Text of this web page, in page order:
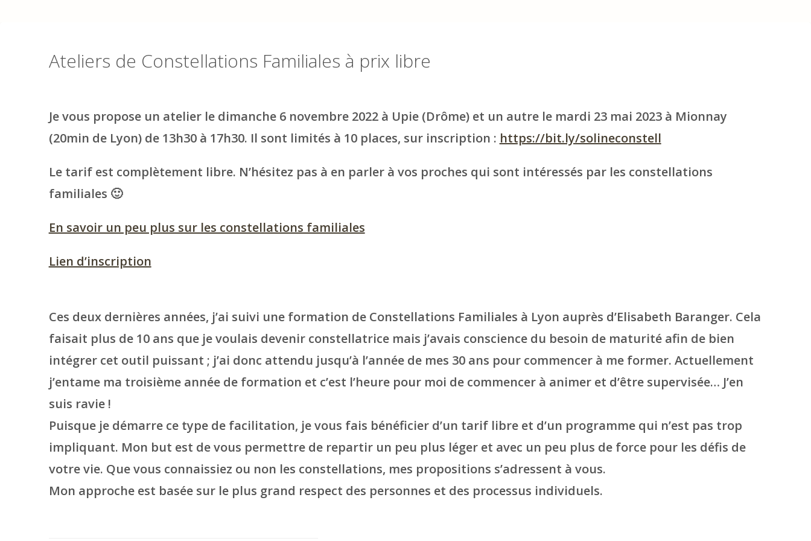
Ateliers de Constellations Familiales à prix libre
Je vous propose un atelier le dimanche 6 novembre 2022 à Upie (Drôme) et un autre le mardi 23 mai 2023 à Mionnay
(20min de Lyon) de 13h30 à 17h30. Il sont limités à 10 places, sur inscription : https://bit.ly/solineconstell
Le tarif est complètement libre. N’hésitez pas à en parler à vos proches qui sont intéressés par les constellations
familiales 🙂
En savoir un peu plus sur les constellations familiales
Lien d’inscription
Ces deux dernières années, j’ai suivi une formation de Constellations Familiales à Lyon auprès d’Elisabeth Baranger. Cela
faisait plus de 10 ans que je voulais devenir constellatrice mais j’avais conscience du besoin de maturité afin de bien
intégrer cet outil puissant ; j’ai donc attendu jusqu’à l’année de mes 30 ans pour commencer à me former. Actuellement
j’entame ma troisième année de formation et c’est l’heure pour moi de commencer à animer et d’être supervisée… J’en
suis ravie !
Puisque je démarre ce type de facilitation, je vous fais bénéficier d’un tarif libre et d’un programme qui n’est pas trop
impliquant. Mon but est de vous permettre de repartir un peu plus léger et avec un peu plus de force pour les défis de
votre vie. Que vous connaissiez ou non les constellations, mes propositions s’adressent à vous.
Mon approche est basée sur le plus grand respect des personnes et des processus individuels.